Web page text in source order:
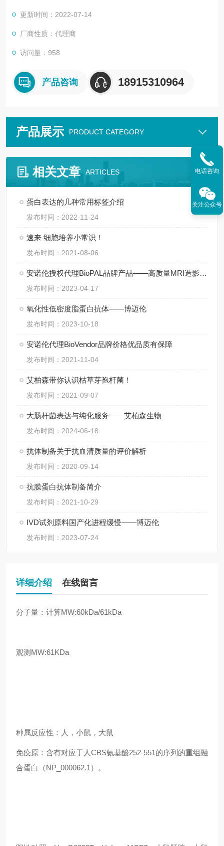
免疫原：Recombinant fusion protein containing a sequence co
62.1).
更新时间：2022-07-14
厂商性质：代理商
访问量：958
产品咨询 18915310964
产品展示 PRODUCT CATEGORY
相关文章 ARTICLES
蛋白表达的几种常用标签介绍
发布时间：2022-11-24
速来 细胞培养小常识！
发布时间：2021-08-06
安诺伦授权代理BioPAL品牌产品——高质量MRI造影剂供应商
发布时间：2023-04-17
氧化性低密度脂蛋白抗体——博迈伦
发布时间：2023-10-18
安诺伦代理BioVendor品牌价格优品质有保障
发布时间：2021-11-04
艾柏森带你认识枯草芽孢杆菌！
发布时间：2021-09-07
大肠杆菌表达与纯化服务——艾柏森生物
发布时间：2024-06-18
抗体制备关于抗血清质量的评价解析
发布时间：2020-09-14
抗膜蛋白抗体制备简介
发布时间：2021-10-29
IVD试剂原料国产化进程缓慢——博迈伦
发布时间：2023-07-24
详细介绍 在线留言
分子量：计算MW:60kDa/61kDa
观测MW:61KDa
种属反应性：人，小鼠，大鼠
免疫原：含有对应于人CBS氨基酸252-551的序列的重组融
合蛋白（NP_000062.1）。
电话咨询
关注公众号